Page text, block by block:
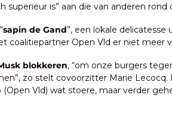
superieur is” aan die van anderen rond
sapin de Gand”, een lokale delicatesse
coalitiepartner Open Vld er niet meer
blokkeren, “om onze burgers
zo stelt covoorzitter Marie Lecocq.
Vld) wat stoere, maar verder